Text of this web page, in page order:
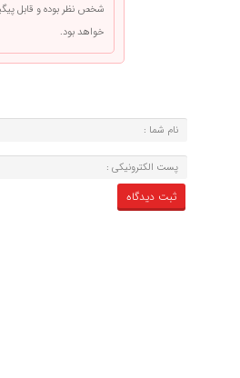
شخص نظر بوده و قابل
خواهد بود.